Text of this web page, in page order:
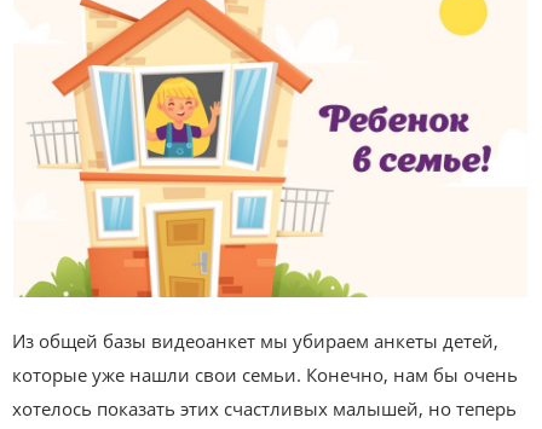
Из общей базы видеоанкет мы убираем анкеты детей,
которые уже нашли свои семьи. Конечно, нам бы очень
хотелось показать этих счастливых малышей, но теперь